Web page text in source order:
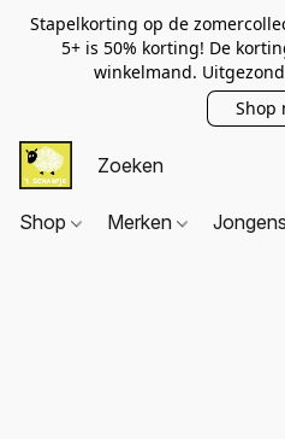
Stapelkorting op de
5+ is 50% korting! De
winkelmand.
Shop
Shop Merken